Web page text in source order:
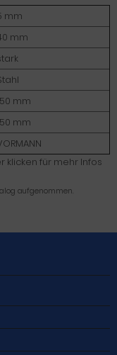
mm
mm
mm
mm
klicken für mehr Infos
aufgenommen.